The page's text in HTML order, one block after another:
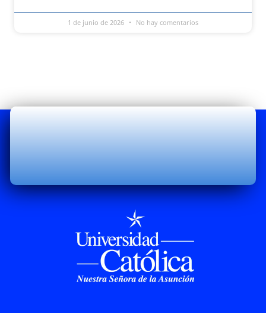
1 de junio de 2026 No hay comentarios